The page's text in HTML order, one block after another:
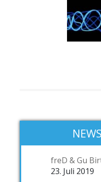
freD & Gu
23. Juli 2019